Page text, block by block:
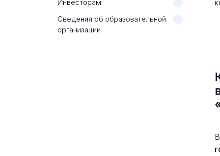
Инвесторам
Сведения об образовательной
организации